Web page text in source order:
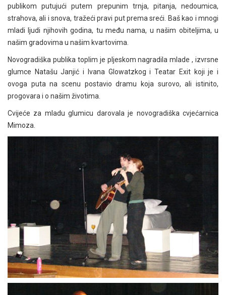
publikom putujući putem prepunim trnja, pitanja, nedoumica,
strahova, ali i snova, tražeći pravi put prema sreći. Baš kao i mnogi
mladi ljudi njihovih godina, tu među nama, u našim obiteljima, u
našim gradovima u našim kvartovima.
Novogradiška publika toplim je pljeskom nagradila mlade , izvrsne
glumce Natašu Janjić i Ivana Glowatzkog i Teatar Exit koji je i
ovoga puta na scenu postavio dramu koja surovo, ali istinito,
progovara i o našim životima.
Cvijeće za mladu glumicu darovala je novogradiška cvjećarnica
Mimoza.